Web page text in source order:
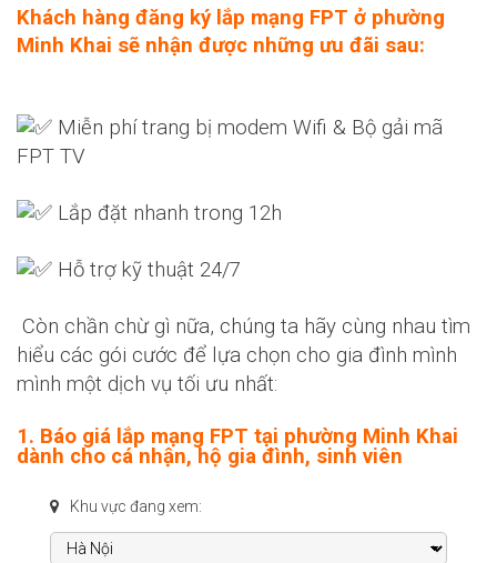
Khách hàng đăng ký lắp mạng FPT ở phường
Minh Khai sẽ nhận được những ưu đãi sau:
Miễn phí trang bị modem Wifi & Bộ gải mã
FPT TV
Lắp đặt nhanh trong 12h
Hỗ trợ kỹ thuật 24/7
Còn chần chừ gì nữa, chúng ta hãy cùng nhau tìm
hiểu các gói cước để lựa chọn cho gia đình mình
mình một dịch vụ tối ưu nhất:
1. Báo giá lắp mạng FPT tại phường Minh Khai
dành cho cá nhận, hộ gia đình, sinh viên
Khu vực đang xem: